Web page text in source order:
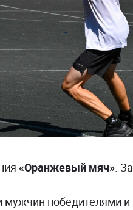
«Оранжевый мяч». За
мужчин победителями и